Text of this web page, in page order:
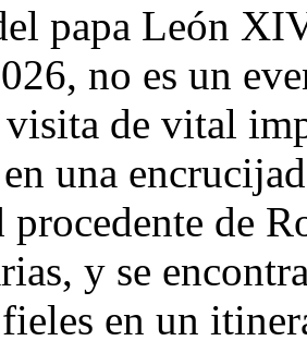
papa León
no es un
de vital
una
de
y se
en un